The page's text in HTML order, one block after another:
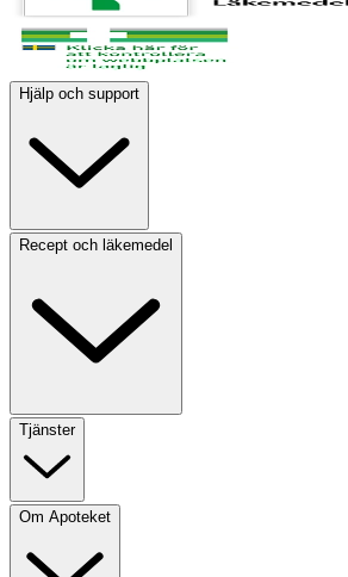
Hjälp och support
Recept och läkemedel
Tjänster
Om Apoteket